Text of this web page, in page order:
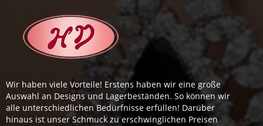
Wir haben viele Vorteile! Erstens haben wir eine große
Auswahl an Designs und Lagerbeständen. So können wir
alle unterschiedlichen Bedürfnisse erfüllen! Darüber
hinaus ist unser Schmuck zu erschwinglichen Preisen